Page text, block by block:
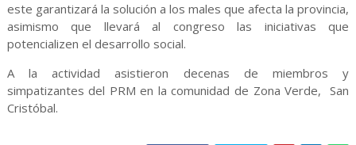
este garantizará la solución a los males que afecta la provincia,
asimismo que llevará al congreso las iniciativas que
potencializen el desarrollo social.
A la actividad asistieron decenas de miembros y
simpatizantes del PRM en la comunidad de Zona Verde, San
Cristóbal.